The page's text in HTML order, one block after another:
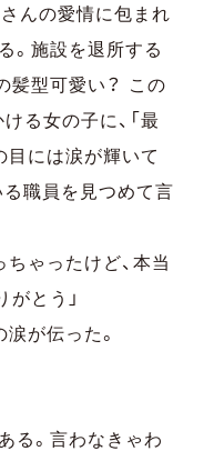
んの愛情に包まれ
。施設を退所する
髪型可愛い？ この
る女の子に、「最
目には涙が輝いて
る職員を見つめて⾔
ゃったけど、本当
とう」
が伝った。
る。⾔わなきゃわ